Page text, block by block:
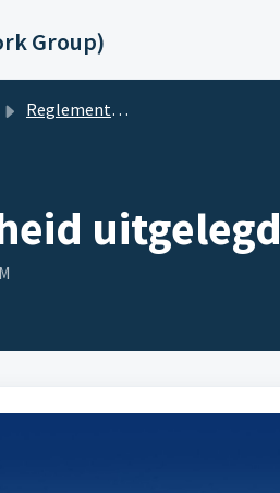
Group)
Reglementen en regelgeving
uitgelegd